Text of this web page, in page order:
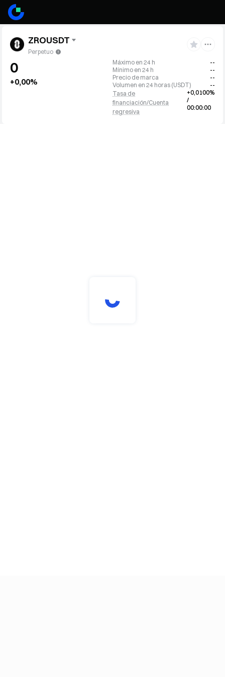
ZROUSDT
Perpetuo
0
+0,00%
Máximo en 24 h
--
Mínimo en 24 h
--
Precio de marca
--
Volumen en 24 horas (USDT)
--
Tasa de
financiación/Cuenta
regresiva
+0,0100%
/
00:00:00